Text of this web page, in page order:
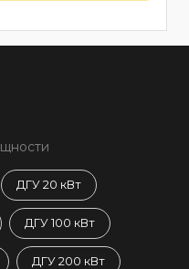
ДГУ 20 кВт
ДГУ 100 кВт
ДГУ 200 кВт